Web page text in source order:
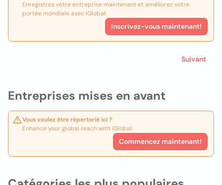
Entreprises mises en avant
Vous voulez être répertorié ici ?
Enhance your global reach with iGlobal.
Commencez maintenant!
Enregistrez votre entreprise maintenant et améliorez votre
portée mondiale avec iGlobal.
Inscrivez-vous maintenant!
Suivant